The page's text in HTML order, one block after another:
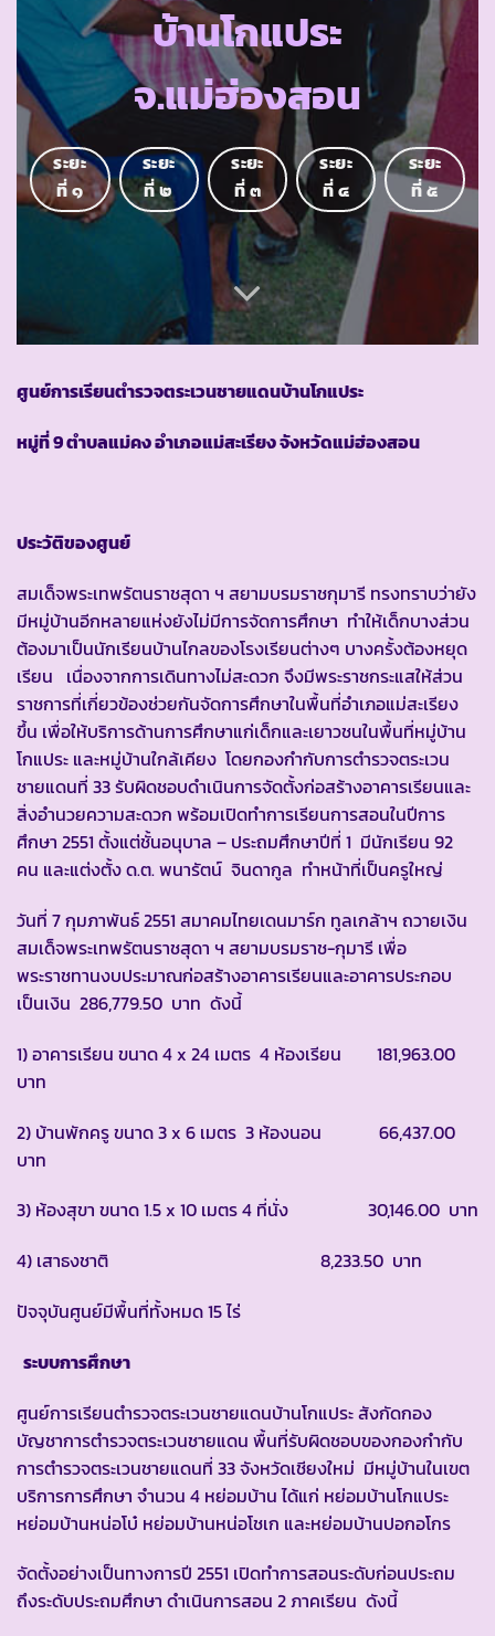
บ้านโกแประ
จ.แม่ฮ่องสอน
ระยะ
ที่ ๑
ระยะ
ที่ ๒
ระยะ
ที่ ๓
ระยะ
ที่ ๔
ระยะ
ที่ ๕
ศูนย์การเรียนตำรวจตระเวนชายแดนบ้านโกแประ
หมู่ที่9 ตำบลแม่คง อำเภอแม่สะเรียง จังหวัดแม่ฮ่องสอน
ประวัติของศูนย์
สมเด็จพระเทพรัตนราชสุดา ฯ สยามบรมราชกุมารี ทรงทราบว่ายัง
มีหมู่บ้านอีกหลายแห่งยังไม่มีการจัดการศึกษา ทำให้เด็กบางส่วน
ต้องมาเป็นนักเรียนบ้านไกลของโรงเรียนต่างๆ บางครั้งต้องหยุด
เรียน เนื่องจากการเดินทางไม่สะดวก จึงมีพระราชกระแสให้ส่วน
ราชการที่เกี่ยวข้องช่วยกันจัดการศึกษาในพื้นที่อำเภอแม่สะเรียง
ขึ้น เพื่อให้บริการด้านการศึกษาแก่เด็กและเยาวชนในพื้นที่หมู่บ้าน
โกแประ และหมู่บ้านใกล้เคียง โดยกองกำกับการตำรวจตระเวน
ชายแดนที่ 33 รับผิดชอบดำเนินการจัดตั้งก่อสร้างอาคารเรียนและ
สิ่งอำนวยความสะดวก พร้อมเปิดทำการเรียนการสอนในปีการ
ศึกษา 2551 ตั้งแต่ชั้นอนุบาล – ประถมศึกษาปีที่ 1 มีนักเรียน 92
คน และแต่งตั้ง ด.ต. พนารัตน์ จินดากูล ทำหน้าที่เป็นครูใหญ่
วันที่ 7 กุมภาพันธ์ 2551 สมาคมไทยเดนมาร์ก ทูลเกล้าฯ ถวายเงิน
สมเด็จพระเทพรัตนราชสุดา ฯ สยามบรมราช-กุมารี เพื่อ
พระราชทานงบประมาณก่อสร้างอาคารเรียนและอาคารประกอบ
เป็นเงิน 286,779.50 บาท ดังนี้
1) อาคารเรียน ขนาด 4 x 24 เมตร 4 ห้องเรียน 181,963.00
บาท
2) บ้านพักครู ขนาด 3 x 6 เมตร 3 ห้องนอน 66,437.00
บาท
3) ห้องสุขา ขนาด 1.5 x 10 เมตร 4 ที่นั่ง 30,146.00 บาท
4) เสาธงชาติ 8,233.50 บาท
ปัจจุบันศูนย์มีพื้นที่ทั้งหมด 15 ไร่
ระบบการศึกษา
ศูนย์การเรียนตำรวจตระเวนชายแดนบ้านโกแประ สังกัดกอง
บัญชาการตำรวจตระเวนชายแดน พื้นที่รับผิดชอบของกองกำกับ
การตำรวจตระเวนชายแดนที่ 33 จังหวัดเชียงใหม่ มีหมู่บ้านในเขต
บริการการศึกษา จำนวน 4 หย่อมบ้าน ได้แก่ หย่อมบ้านโกแประ
หย่อมบ้านหน่อโบ๋ หย่อมบ้านหน่อโชเก และหย่อมบ้านปอกอโกร
จัดตั้งอย่างเป็นทางการปี 2551 เปิดทำการสอนระดับก่อนประถม
ถึงระดับประถมศึกษา ดำเนินการสอน 2 ภาคเรียน ดังนี้